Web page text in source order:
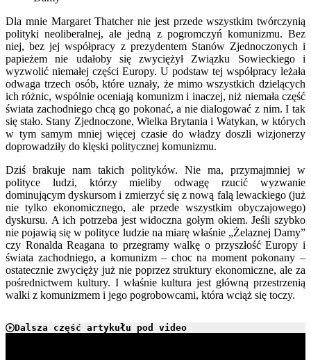
Dla mnie Margaret Thatcher nie jest przede wszystkim twórczynią
polityki neoliberalnej, ale jedną z pogromczyń komunizmu. Bez
niej, bez jej współpracy z prezydentem Stanów Zjednoczonych i
papieżem nie udałoby się zwyciężył Związku Sowieckiego i
wyzwolić niemałej części Europy. U podstaw tej współpracy leżała
odwaga trzech osób, które uznały, że mimo wszystkich dzielących
ich różnic, wspólnie oceniają komunizm i inaczej, niż niemała część
świata zachodniego chcą go pokonać, a nie dialogować z nim. I tak
się stało. Stany Zjednoczone, Wielka Brytania i Watykan, w których
w tym samym mniej więcej czasie do władzy doszli wizjonerzy
doprowadziły do klęski politycznej komunizmu.
Dziś brakuje nam takich polityków. Nie ma, przymajmniej w
polityce ludzi, którzy mieliby odwagę rzucić wyzwanie
dominującym dyskursom i zmierzyć się z nową falą lewackiego (już
nie tylko ekonomicznego, ale przede wszystkim obyczajowego)
dyskursu. A ich potrzeba jest widoczna gołym okiem. Jeśli szybko
nie pojawią się w polityce ludzie na miarę właśnie „Żelaznej Damy”
czy Ronalda Reagana to przegramy walkę o przyszłość Europy i
świata zachodniego, a komunizm – choc na moment pokonany –
ostatecznie zwycięży już nie poprzez struktury ekonomiczne, ale za
pośrednictwem kultury. I właśnie kultura jest główną przestrzenią
walki z komunizmem i jego pogrobowcami, która wciąż się toczy.
Dalsza część artykułu pod video